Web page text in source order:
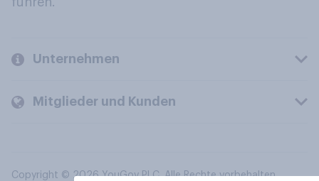
Unternehmen
Mitglieder und Kunden
Copyright © 2026 YouGov PLC. Alle Rechte vorbehalten.